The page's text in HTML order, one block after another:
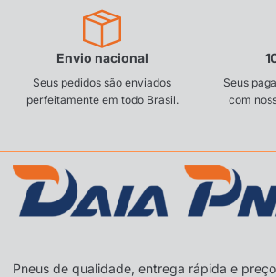
Envio nacional
Seus pedidos são enviados
perfeitamente em todo Brasil.
Seus
com
Pneus de qualidade, entrega rápida e